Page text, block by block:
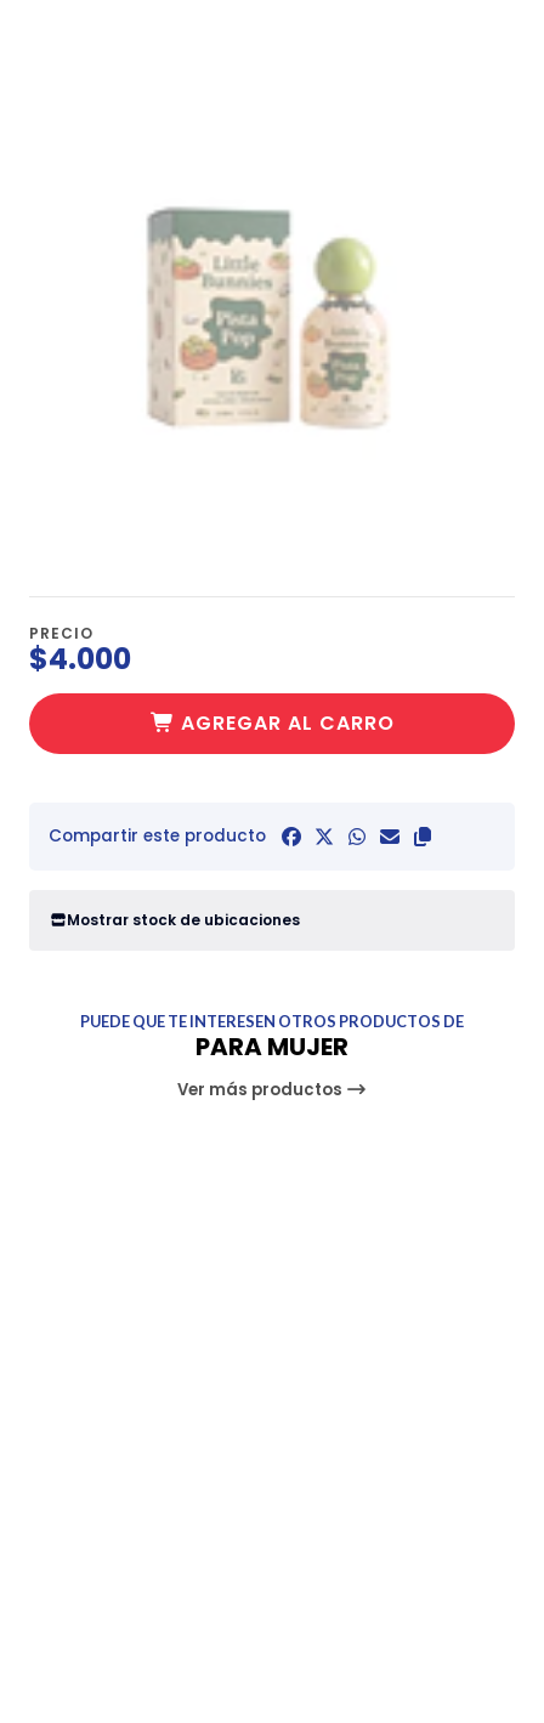
PRECIO
$4.000
AGREGAR AL CARRO
Compartir este producto
Mostrar stock de ubicaciones
PUEDE QUE TE INTERESEN OTROS PRODUCTOS DE
PARA MUJER
Ver más productos